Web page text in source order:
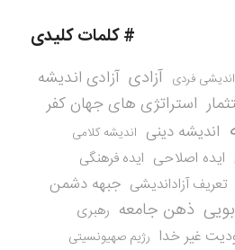
# کلمات کلیدی
فردی آزادی آزادی اندیشه
استراتژی های جهان کفر
اندیشه دینی اندیشه کلامی
ایده اصلاحی ایده فرهنگی
تعریف آزاداندیشی جبهه دشمن
ذهن جامعه رهبری
غیر خدا رژیم صهیونسیتی